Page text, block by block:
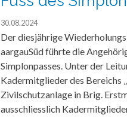
30.08.2024
Der diesjährige
aargauSüd führte die
Simplonpasses. Unter der
Kadermitglieder des Bereichs
Zivilschutzanlage in Brig.
ausschliesslich